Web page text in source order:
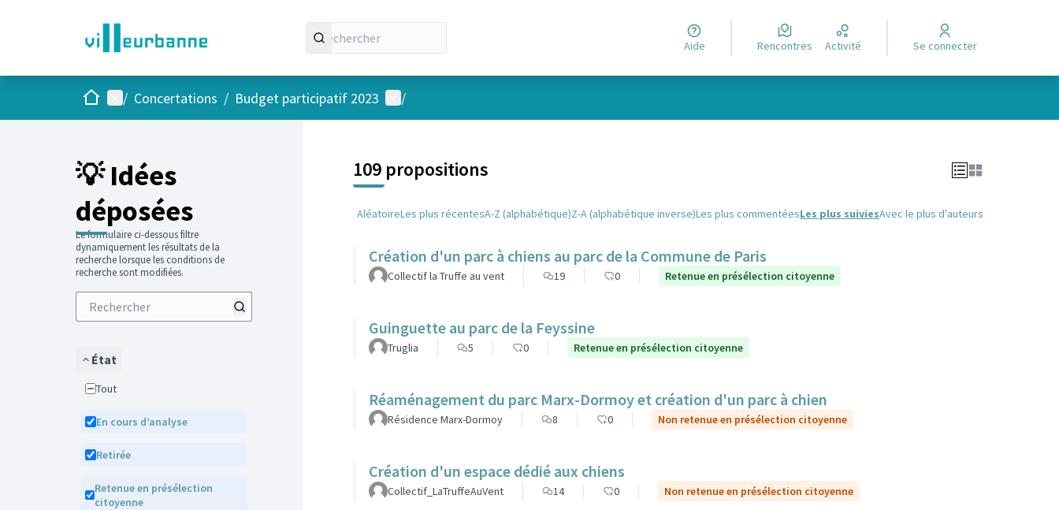
Aide Rencontres Activité Se connecter
AccueilMenu principal
/ Concertations / Budget participatif 2023 Menu utilisateur
/
💡 Idées
déposées
Le formulaire ci-dessous filtre
dynamiquement les résultats de la
recherche lorsque les conditions de
recherche sont modifiées.
État
Tout
En cours d’analyse
Retirée
Retenue en présélection
citoyenne
109 propositions
AléatoireLes plus récentesA-Z (alphabétique)Z-A (alphabétique inverse)Les plus commentéesLes plus suiviesAvec le plus d'auteurs
Création d'un parc à chiens au parc de la Commune de Paris
Collectif la Truffe au vent 19 0 Retenue en présélection citoyenne
Guinguette au parc de la Feyssine
Truglia 5 0 Retenue en présélection citoyenne
Réaménagement du parc Marx-Dormoy et création d'un parc à chien
Résidence Marx-Dormoy 8 0 Non retenue en présélection citoyenne
Création d'un espace dédié aux chiens
Collectif_LaTruffeAuVent 14 0 Non retenue en présélection citoyenne